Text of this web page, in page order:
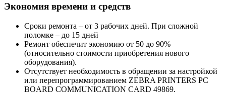
Экономия времени и средств
Сроки ремонта – от 3 рабочих дней. При сложной
поломке – до 15 дней
Ремонт обеспечит экономию от 50 до 90%
(относительно стоимости приобретения нового
оборудования).
Отсутствует необходимость в обращении за настройкой
или перепрограммированием ZEBRA PRINTERS PC
BOARD COMMUNICATION CARD 49869.